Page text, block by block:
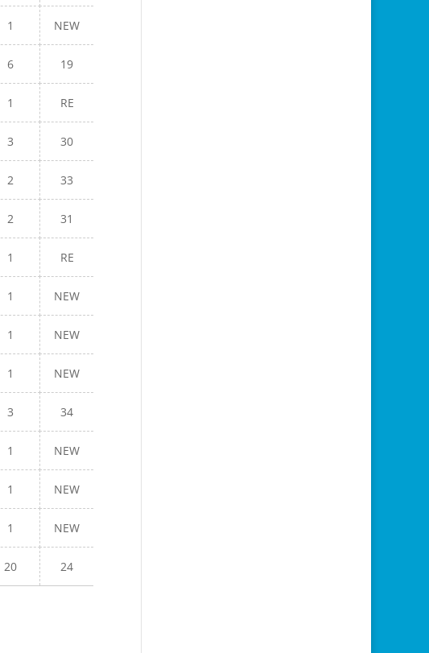
1 NEW
6 19
1 RE
3 30
2 33
2 31
1 RE
1 NEW
1 NEW
1 NEW
3 34
1 NEW
1 NEW
1 NEW
20 24